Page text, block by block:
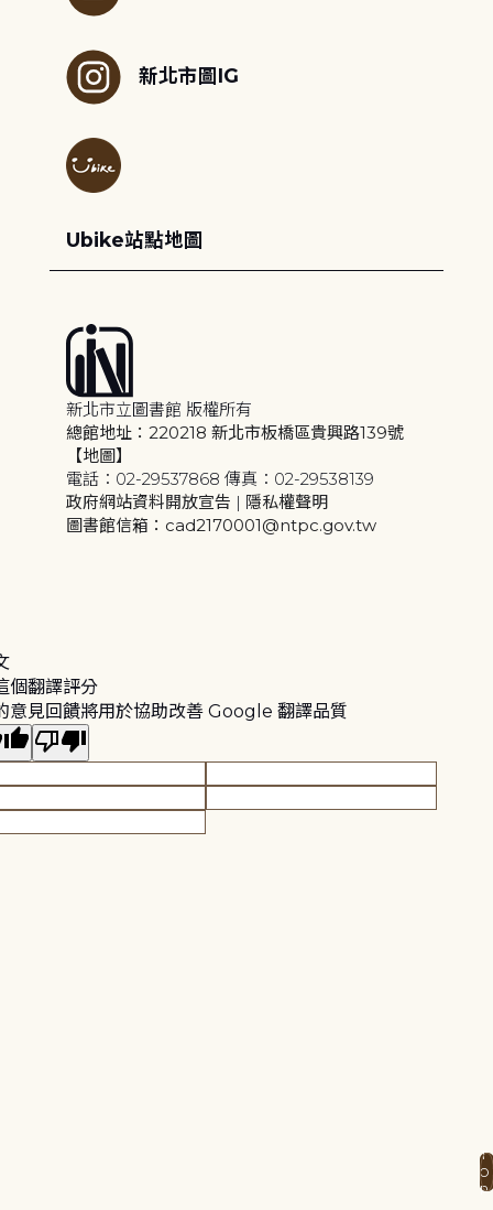
新北市圖IG
Ubike站點地圖
新北市立圖書館 版權所有
總館地址：220218 新北市板橋區貴興路139號
【地圖】
電話：02-29537868 傳真：02-29538139
政府網站資料開放宣告 | 隱私權聲明
圖書館信箱：cad2170001@ntpc.gov.tw
個翻譯評分
意見回饋將用於協助改善 Google 翻譯品質